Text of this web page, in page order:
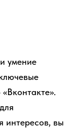
умение
интересов, вы